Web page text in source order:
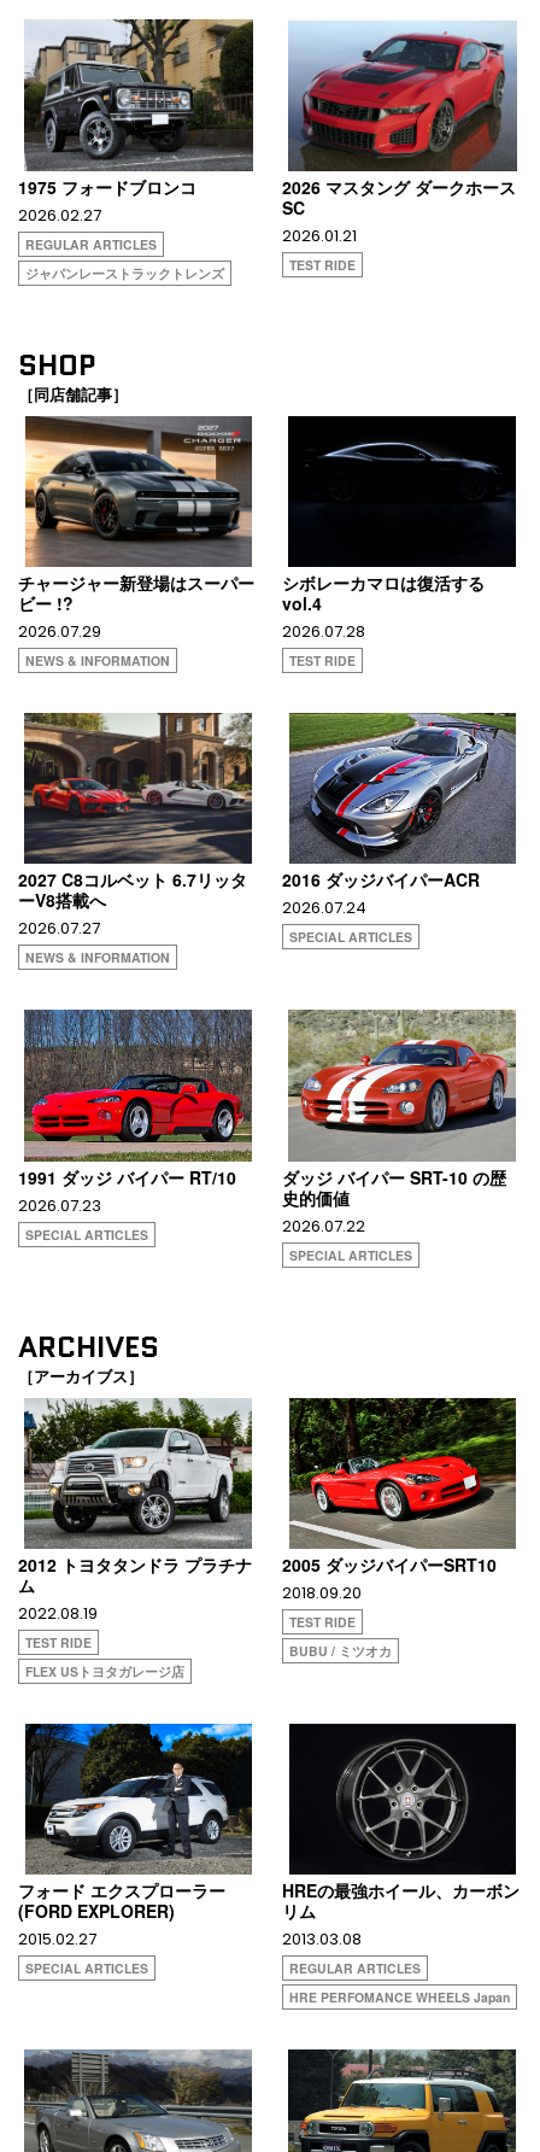
1975 フォードブロンコ
2026.02.27
REGULAR ARTICLES
ジャパンレーストラックトレンズ
2026 マスタング ダークホース
SC
2026.01.21
TEST RIDE
SHOP
［同店舗記事］
チャージャー新登場はスーパー
ビー !?
2026.07.29
NEWS & INFORMATION
シボレーカマロは復活する
vol.4
2026.07.28
TEST RIDE
2027 C8コルベット 6.7リッタ
ーV8搭載へ
2026.07.27
NEWS & INFORMATION
2016 ダッジバイパーACR
2026.07.24
SPECIAL ARTICLES
1991 ダッジ バイパー RT/10
2026.07.23
SPECIAL ARTICLES
ダッジ バイパー SRT-10 の歴
史的価値
2026.07.22
SPECIAL ARTICLES
ARCHIVES
［アーカイブス］
2012 トヨタタンドラ プラチナ
ム
2022.08.19
TEST RIDE
FLEX USトヨタガレージ店
2005 ダッジバイパーSRT10
2018.09.20
TEST RIDE
BUBU / ミツオカ
フォード エクスプローラー
(FORD EXPLORER)
2015.02.27
SPECIAL ARTICLES
HREの最強ホイール、カーボン
リム
2013.03.08
REGULAR ARTICLES
HRE PERFOMANCE WHEELS Japan